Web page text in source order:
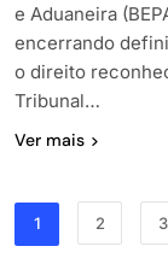
e Aduaneira
encerrando
o direito
Tribunal…
Ver mais
1 2 3